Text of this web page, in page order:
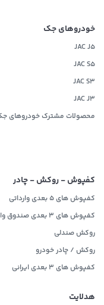
خودروهای جک
JAC J5
JAC S5
JAC S3
JAC J3
محصولات مشترک خودروهای
کفپوش - روکش - چادر
کفپوش های 5 بعدی وارداتی
کفپوش های 3 بعدی صندوق وارداتی
روکش صندلی
روکش / چادر خودرو
کفپوش های ۳ بعدی ایرانی
هدلایت